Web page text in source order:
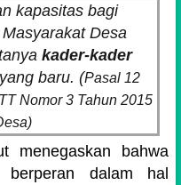
kapasitas bagi
Desa
kader-kader
yang baru. (Pasal 12
Nomor 3 Tahun 2015
menegaskan bahwa
dalam hal